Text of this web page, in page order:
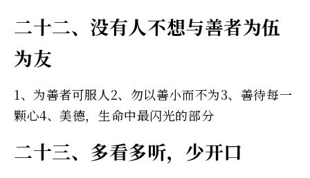
二十二、没有人不想与善者为伍
为友
1、为善者可服人2、勿以善小而不为3、善待每一
颗心4、美德，生命中最闪光的部分
二十三、多看多听，少开口